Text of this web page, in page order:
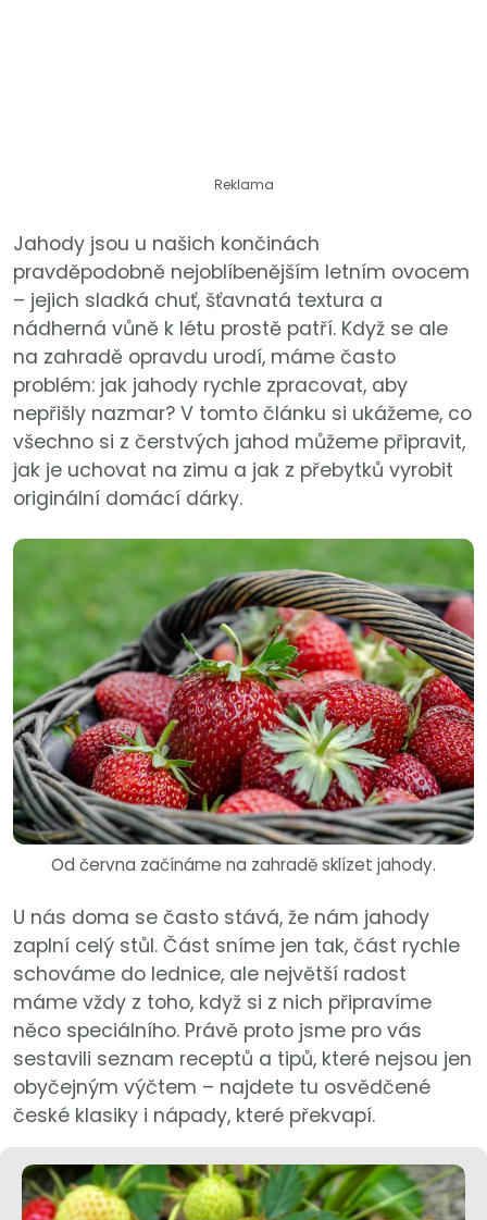
Reklama
Jahody jsou u našich končinách
pravděpodobně nejoblíbenějším letním ovocem
– jejich sladká chuť, šťavnatá textura a
nádherná vůně k létu prostě patří. Když se ale
na zahradě opravdu urodí, máme často
problém: jak jahody rychle zpracovat, aby
nepřišly nazmar? V tomto článku si ukážeme, co
všechno si z čerstvých jahod můžeme připravit,
jak je uchovat na zimu a jak z přebytků vyrobit
originální domácí dárky.
Od června začínáme na zahradě sklízet jahody.
U nás doma se často stává, že nám jahody
zaplní celý stůl. Část sníme jen tak, část rychle
schováme do lednice, ale největší radost
máme vždy z toho, když si z nich připravíme
něco speciálního. Právě proto jsme pro vás
sestavili seznam receptů a tipů, které nejsou jen
obyčejným výčtem – najdete tu osvědčené
české klasiky i nápady, které překvapí.